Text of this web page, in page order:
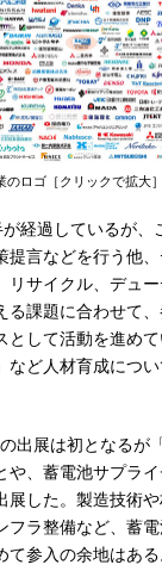
のロゴ［クリックで拡大
経過しているが、
提言などを行う他
リサイクル、デュ
る課題に合わせて
として活動を進め
など人材育成につ
出展は初となるが
や、蓄電池サプラ
展した。製造技術
フラ整備など、蓄
て参入の余地はあ